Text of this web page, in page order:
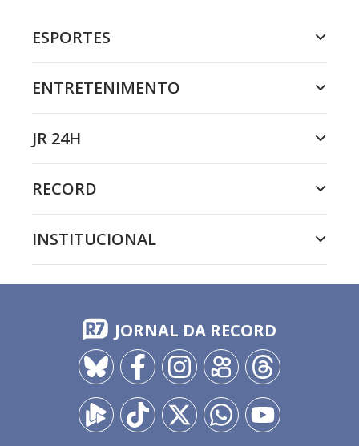
ESPORTES
ENTRETENIMENTO
JR 24H
RECORD
INSTITUCIONAL
JORNAL DA RECORD